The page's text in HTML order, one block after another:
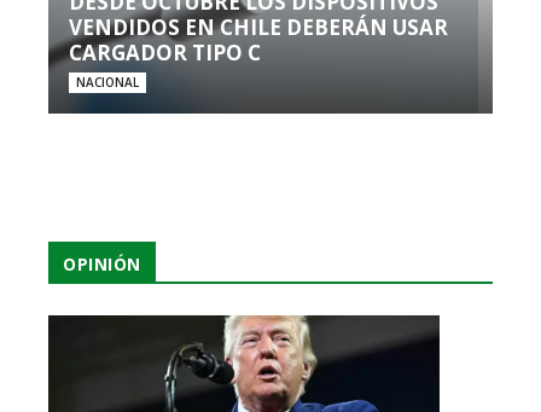
VENDIDOS EN CHILE DEBERÁN USAR
CARGADOR TIPO C
NACIONAL
OPINIÓN